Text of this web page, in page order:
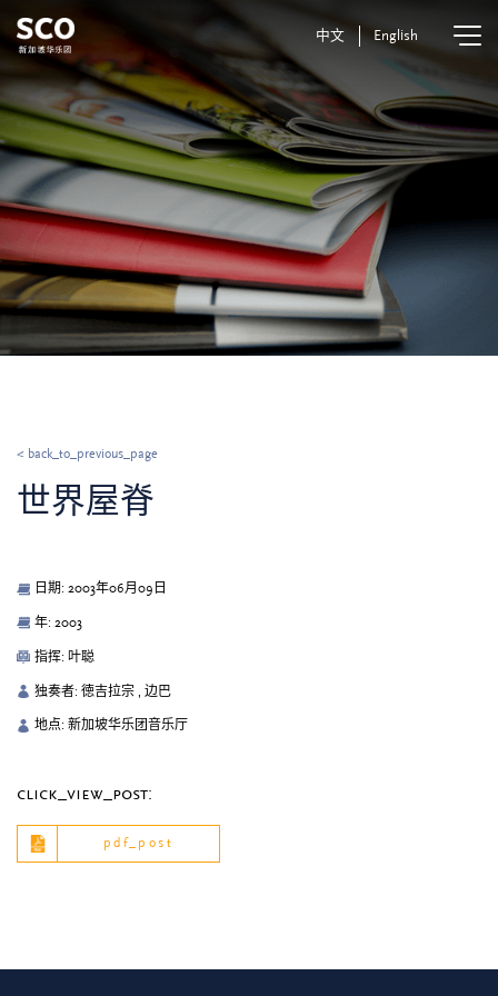
中文 English
< back_to_previous_page
世界屋脊
日期: 2003年06月09日
年: 2003
指挥: 叶聪
独奏者: 徳吉拉宗 , 边巴
地点: 新加坡华乐团音乐厅
click_view_post:
pdf_post